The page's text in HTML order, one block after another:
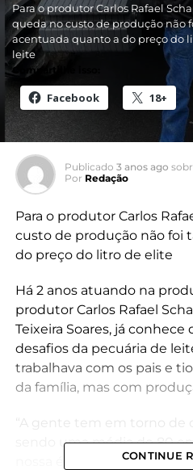
Para o produtor Carlos Rafael
queda no custo de produção não
acentuada quanto a do preço do
leite
Compartilhe isso:
Facebook 18+
Publicado 3 anos ago
Por Redação
Para o produtor Carlos
custo de produção não foi
do preço do litro de elite
Há 2 anos atuando na
produtor Carlos Rafael
Teixeira Soares, já
desafios da pecuária de
trabalhava com os pais e
da família, mas com
“A gente tem em torno de
sendo uma média de 80
nossa é chegar a 100 até o
CONTINUE